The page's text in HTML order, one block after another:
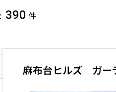
新着情
よくあるご質
社宅紹介
390 件
麻布台ヒルズ ガー